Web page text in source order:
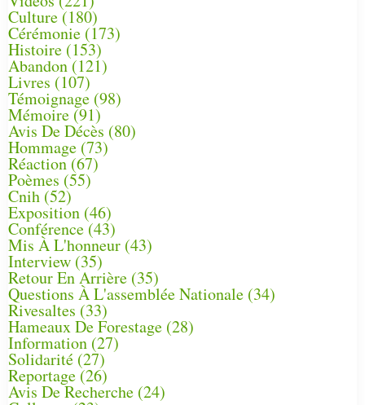
Culture(180)
Cérémonie (173)
Histoire (153)
Abandon(121)
Livres (107)
Témoignage (98)
Mémoire (91)
Avis De Décès (80)
Hommage (73)
Réaction(67)
Poèmes (55)
Cnih (52)
Exposition (46)
Conférence(43)
Mis À L'honneur (43)
Interview (35)
Retour En Arrière (35)
Questions À L'assemblée Nationale (34)
Rivesaltes (33)
Hameaux De Forestage (28)
Information (27)
Solidarité (27)
Reportage(26)
Avis De Recherche (24)